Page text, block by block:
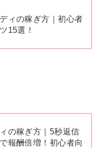
ィの稼ぎ方｜初心者
15選！
の稼ぎ方｜5秒返信
報酬倍増！初心者向